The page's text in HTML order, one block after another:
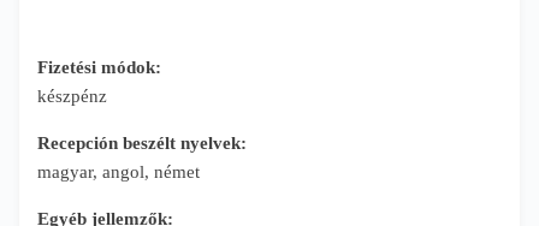
Fizetési módok:
készpénz
Recepción beszélt nyelvek:
magyar, angol, német
Egyéb jellemzők: